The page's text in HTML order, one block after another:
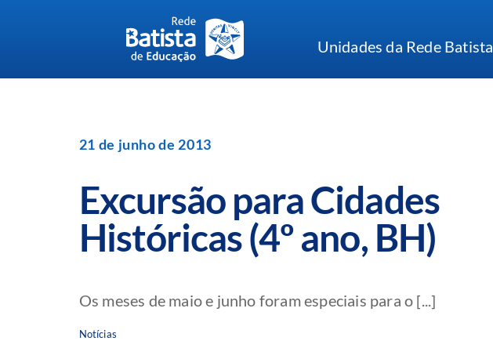
Unidades da Rede Batista
21 de junho de 2013
Excursão para Cidades
Históricas (4º ano, BH)
Os meses de maio e junho foram especiais para o [...]
Notícias